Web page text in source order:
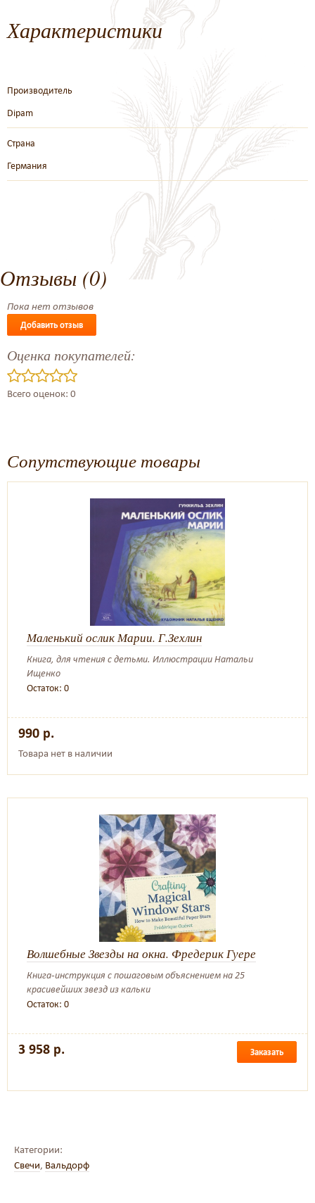
Характеристики
Производитель
Dipam
Страна
Германия
Отзывы (0)
Пока нет отзывов
Добавить отзыв
Оценка покупателей:
Всего оценок: 0
Сопутствующие товары
Маленький ослик Марии. Г.Зехлин
Книга, для чтения с детьми. Иллюстрации Натальи
Ищенко
Остаток: 0
990 р.
Товара нет в наличии
Волшебные Звезды на окна. Фредерик Гуере
Книга-инструкция с пошаговым объяснением на 25
красивейших звезд из кальки
Остаток: 0
3 958 р. Заказать
Категории:
Свечи, Вальдорф